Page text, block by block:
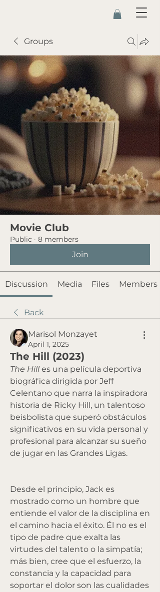
Groups
Movie Club
Public · 8 members
Join
Discussion Media Files Members
Back
Marisol Monzayet
April 1, 2025
The Hill (2023)
The Hill es una película deportiva
biográfica dirigida por Jeff
Celentano que narra la inspiradora
historia de Ricky Hill, un talentoso
beisbolista que superó obstáculos
significativos en su vida personal y
profesional para alcanzar su sueño
de jugar en las Grandes Ligas.
Desde el principio, Jack es
mostrado como un hombre que
entiende el valor de la disciplina en
el camino hacia el éxito. Él no es el
tipo de padre que exalta las
virtudes del talento o la simpatía;
más bien, cree que el esfuerzo, la
constancia y la capacidad para
soportar el dolor son las cualidades